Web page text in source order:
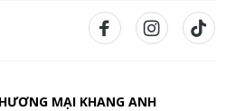
MẠI KHANG ANH